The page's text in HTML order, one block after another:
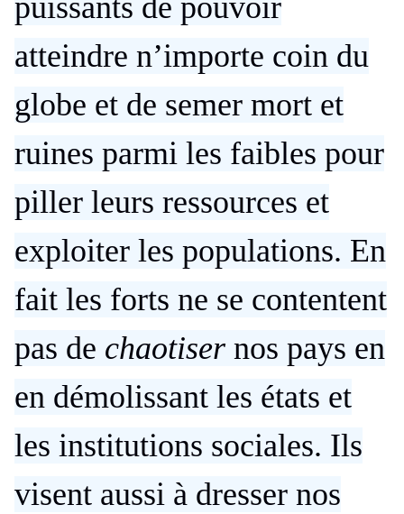
puissants de pouvoir
atteindre n’importe coin du
globe et de semer mort et
ruines parmi les faibles pour
piller leurs ressources et
exploiter les populations. En
fait les forts ne se contentent
pas de chaotiser nos pays en
en démolissant les états et
les institutions sociales. Ils
visent aussi à dresser nos